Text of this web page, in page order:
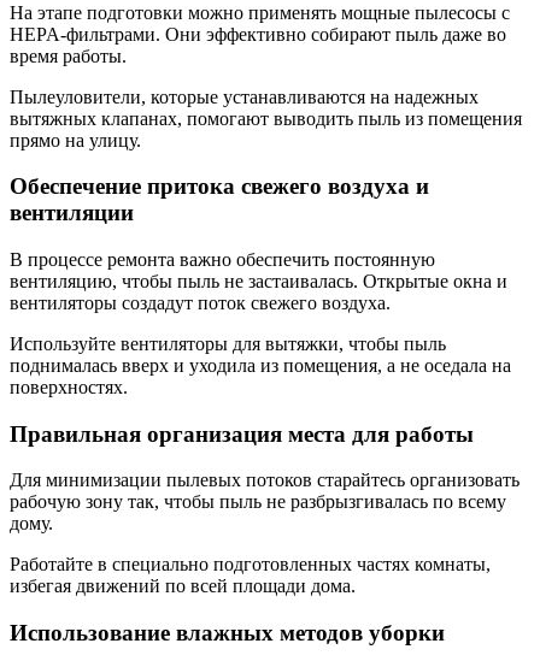
На этапе подготовки можно применять мощные пылесосы с
HEPA-фильтрами. Они эффективно собирают пыль даже во
время работы.
Пылеуловители, которые устанавливаются на надежных
вытяжных клапанах, помогают выводить пыль из помещения
прямо на улицу.
Обеспечение притока свежего воздуха и
вентиляции
В процессе ремонта важно обеспечить постоянную
вентиляцию, чтобы пыль не застаивалась. Открытые окна и
вентиляторы создадут поток свежего воздуха.
Используйте вентиляторы для вытяжки, чтобы пыль
поднималась вверх и уходила из помещения, а не оседала на
поверхностях.
Правильная организация места для работы
Для минимизации пылевых потоков старайтесь организовать
рабочую зону так, чтобы пыль не разбрызгивалась по всему
дому.
Работайте в специально подготовленных частях комнаты,
избегая движений по всей площади дома.
Использование влажных методов уборки